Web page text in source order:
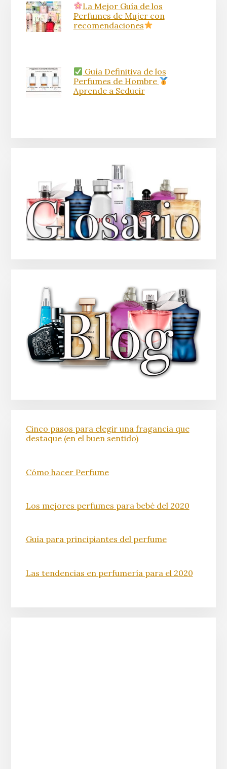
La Mejor Guía de los
Perfumes de Mujer con
recomendaciones
Guía Definitiva de los
Perfumes de Hombre
Aprende a Seducir
Cinco pasos para elegir una fragancia que
destaque (en el buen sentido)
Cómo hacer Perfume
Los mejores perfumes para bebé del 2020
Guía para principiantes del perfume
Las tendencias en perfumería para el 2020